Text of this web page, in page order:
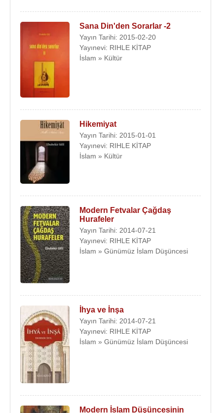
Sana Din'den Sorarlar -2
Yayın Tarihi: 2015-02-20
Yayınevi: RIHLE KİTAP
İslam » Kültür
Hikemiyat
Yayın Tarihi: 2015-01-01
Yayınevi: RIHLE KİTAP
İslam » Kültür
Modern Fetvalar Çağdaş
Hurafeler
Yayın Tarihi: 2014-07-21
Yayınevi: RIHLE KİTAP
İslam » Günümüz İslam Düşüncesi
İhya ve İnşa
Yayın Tarihi: 2014-07-21
Yayınevi: RIHLE KİTAP
İslam » Günümüz İslam Düşüncesi
Modern İslam Düşüncesinin